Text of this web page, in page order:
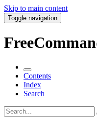
Skip to main content
Toggle navigation
Contents
Index
Search